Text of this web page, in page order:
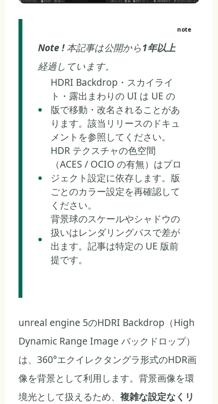
Note !本記事は公開から1年以上
経過しています。
HDRI Backdrop・スカイライ
ト・露出まわりの UI は UE の
版で移動・改名されることがあ
ります。該当リリースのドキュ
メントを参照してください。
HDR テクスチャの色空間
（ACES / OCIO の有無）はプロ
ジェクト設定に依存します。版
ごとのカラー設定を再確認して
ください。
背景球のスケールやシャドウの
扱いはレンダリングパスで差が
出ます。記事は特定の UE 版前
提です。
unreal engine 5のHDRI Backdrop（High
Dynamic Range Image バックドロップ）
は、360°エクイレクタングラ形式のHDR画
像を背景として利用します。背景画像を環
境光として扱えるため、複雑な設定なくリ